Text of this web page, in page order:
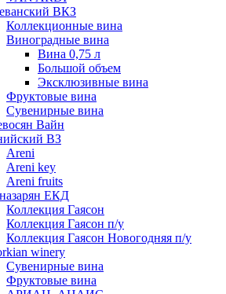
ВКЗ
Коллекционные вина
Виноградные вина
Вина 0,75 л
Большой объем
Эксклюзивные вина
Фруктовые вина
Cувенирные вина
Вайн
ВЗ
Areni
Areni key
Areni fruits
ЕКД
Коллекция Гаясон
Коллекция Гаясон п/у
Коллекция Гаясон Новогодняя п/у
winery
Сувенирные вина
Фруктовые вина